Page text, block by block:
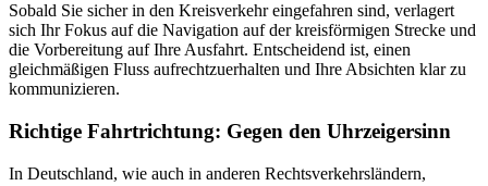
Sobald Sie sicher in den Kreisverkehr eingefahren sind, verlagert
sich Ihr Fokus auf die Navigation auf der kreisförmigen Strecke und
die Vorbereitung auf Ihre Ausfahrt. Entscheidend ist, einen
gleichmäßigen Fluss aufrechtzuerhalten und Ihre Absichten klar zu
kommunizieren.
Richtige Fahrtrichtung: Gegen den Uhrzeigersinn
In Deutschland, wie auch in anderen Rechtsverkehrsländern,